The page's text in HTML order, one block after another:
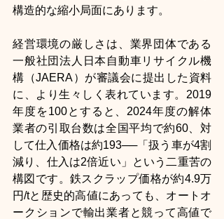
構造的な縮小局面にあります。
経営環境の厳しさは、業界団体である
一般社団法人日本自動車リサイクル機
構（JAERA）が審議会に提出した資料
に、より生々しく表れています。2019
年度を100とすると、2024年度の解体
業者の引取台数は全国平均で約60、対
して仕入価格は約193──「扱う車が4割
減り、仕入は2倍近い」という二重苦の
構図です。鉄スクラップ価格が約4.9万
円/tと歴史的高値にあっても、オートオ
ークションで輸出業者と競って高値で